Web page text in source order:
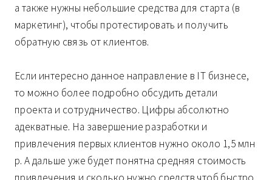
а также нужны небольшие средства для старта (в
маркетинг), чтобы протестировать и получить
обратную связь от клиентов.
Если интересно данное направление в IT бизнесе,
то можно более подробно обсудить детали
проекта и сотрудничество. Цифры абсолютно
адекватные. На завершение разработки и
привлечения первых клиентов нужно около 1,5 млн
р. А дальше уже будет понятна средняя стоимость